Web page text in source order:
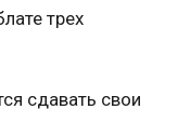
трех
сдавать свои